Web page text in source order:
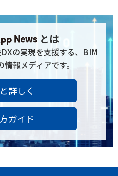
とは
の実現を支援する、BIM
報メディアです。
詳しく
ガイド